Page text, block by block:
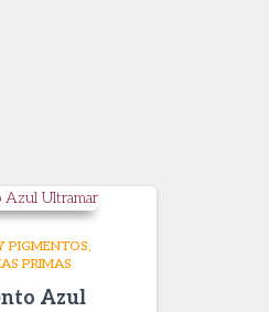
PIGMENTOS
PRIMAS
Azul